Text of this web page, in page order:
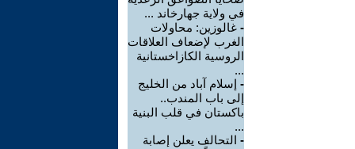
في ولاية جهارخاند ...
- غالوزين: محاولات
الغرب لإضعاف العلاقات
الروسية الكازاخستانية
...
- إسلام آباد من الخليج
إلى باب المندب..
باكستان في قلب البنية
...
- التحالف يعلن إصابة